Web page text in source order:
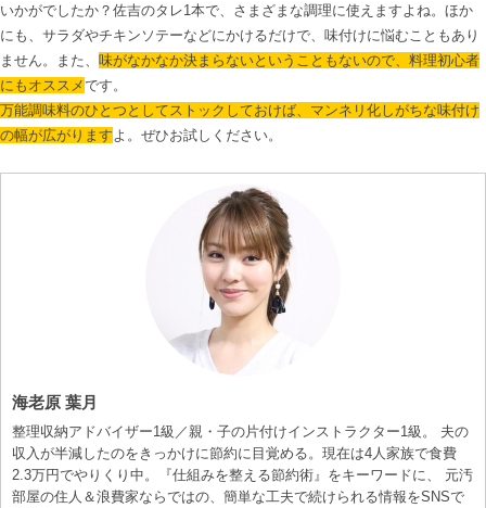
いかがでしたか？佐吉のタレ1本で、さまざまな調理に使えますよね。ほか
にも、サラダやチキンソテーなどにかけるだけで、味付けに悩むこともあり
ません。また、 味がなかなか決まらないということもないので、料理初心者
にもオススメ
万能調味料のひとつとしてストックしておけば、マンネリ化しがちな味付け
の幅が広がります よ。ぜひお試しください。
海老原 葉月
整理収納アドバイザー1級／親・子の片付けインストラクター1級。 夫の
収入が半減したのをきっかけに節約に目覚める。現在は4人家族で食費
2.3万円でやりくり中。『仕組みを整える節約術』をキーワードに、 元汚
部屋の住人＆浪費家ならではの、簡単な工夫で続けられる情報をSNSで